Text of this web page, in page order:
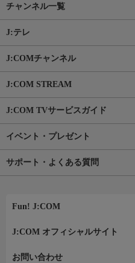
チャンネル一覧
J:テレ
J:COMチャンネル
J:COM STREAM
J:COM TVサービスガイド
イベント・プレゼント
サポート・よくある質問
Fun! J:COM
J:COM オフィシャルサイト
お問い合わせ